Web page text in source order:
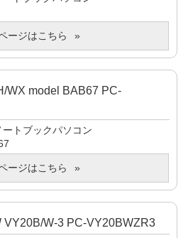
ージはこちら
WX model BAB67 PC-
ートブックパソコン
ージはこちら
VY20B/W-3 PC-VY20BWZR3